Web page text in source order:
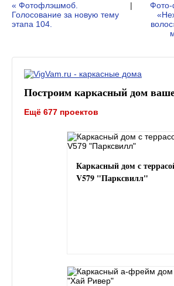
« Фотофлэшмоб.
Голосование за новую тему
этапа 104.
|
Фото-
Построим каркасный дом
Ещё 677 проектов
Каркасный дом с
V579 "Парксвилл"